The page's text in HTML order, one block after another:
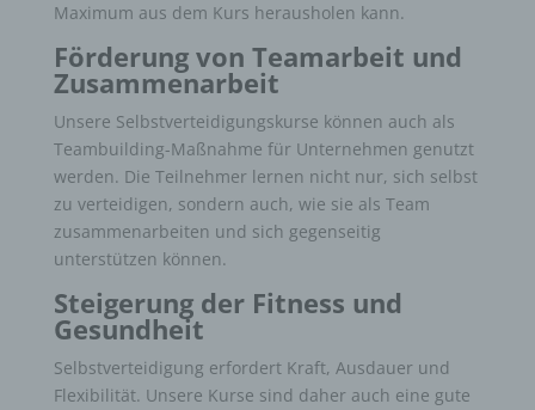
Maximum aus dem Kurs herausholen kann.
Förderung von Teamarbeit und
Zusammenarbeit
Unsere Selbstverteidigungskurse können auch als
Teambuilding-Maßnahme für Unternehmen genutzt
werden. Die Teilnehmer lernen nicht nur, sich selbst
zu verteidigen, sondern auch, wie sie als Team
zusammenarbeiten und sich gegenseitig
unterstützen können.
Steigerung der Fitness und
Gesundheit
Selbstverteidigung erfordert Kraft, Ausdauer und
Flexibilität. Unsere Kurse sind daher auch eine gute